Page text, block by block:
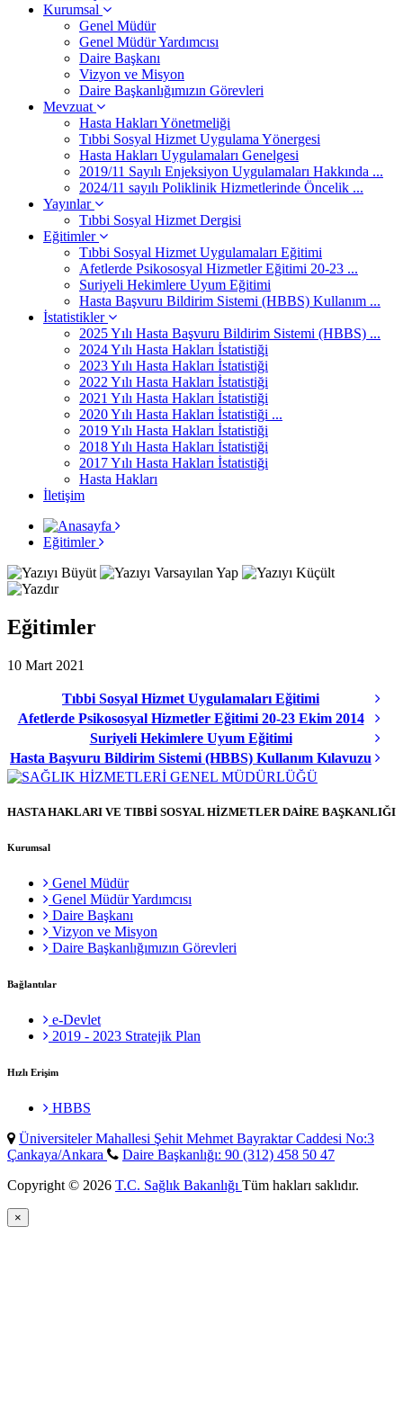
Kurumsal
Genel Müdür
Genel Müdür Yardımcısı
Daire Başkanı
Vizyon ve Misyon
Daire Başkanlığımızın Görevleri
Mevzuat
Hasta Hakları Yönetmeliği
Tıbbi Sosyal Hizmet Uygulama Yönergesi
Hasta Hakları Uygulamaları Genelgesi
2019/11 Sayılı Enjeksiyon Uygulamaları Hakkında ...
2024/11 sayılı Poliklinik Hizmetlerinde Öncelik ...
Yayınlar
Tıbbi Sosyal Hizmet Dergisi
Eğitimler
Tıbbi Sosyal Hizmet Uygulamaları Eğitimi
Afetlerde Psikososyal Hizmetler Eğitimi 20-23 ...
Suriyeli Hekimlere Uyum Eğitimi
Hasta Başvuru Bildirim Sistemi (HBBS) Kullanım ...
İstatistikler
2025 Yılı Hasta Başvuru Bildirim Sistemi (HBBS) ...
2024 Yılı Hasta Hakları İstatistiği
2023 Yılı Hasta Hakları İstatistiği
2022 Yılı Hasta Hakları İstatistiği
2021 Yılı Hasta Hakları İstatistiği
2020 Yılı Hasta Hakları İstatistiği ...
2019 Yılı Hasta Hakları İstatistiği
2018 Yılı Hasta Hakları İstatistiği
2017 Yılı Hasta Hakları İstatistiği
Hasta Hakları
İletişim
Eğitimler
Eğitimler
10 Mart 2021
Tıbbi Sosyal Hizmet Uygulamaları Eğitimi
Afetlerde Psikososyal Hizmetler Eğitimi 20-23 Ekim 2014
Suriyeli Hekimlere Uyum Eğitimi
Hasta Başvuru Bildirim Sistemi (HBBS) Kullanım Kılavuzu
HASTA HAKLARI VE TIBBİ SOSYAL HİZMETLER DAİRE BAŞKANLIĞI
Kurumsal
Genel Müdür
Genel Müdür Yardımcısı
Daire Başkanı
Vizyon ve Misyon
Daire Başkanlığımızın Görevleri
Bağlantılar
e-Devlet
2019 - 2023 Stratejik Plan
Hızlı Erişim
HBBS
Üniversiteler Mahallesi Şehit Mehmet Bayraktar Caddesi No:3
Çankaya/Ankara
Daire Başkanlığı: 90 (312) 458 50 47
Copyright © 2026 T.C. Sağlık Bakanlığı Tüm hakları saklıdır.
×